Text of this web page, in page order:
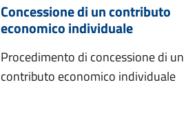
Concessione di un contributo
economico individuale
Procedimento di concessione di un
contributo economico individuale